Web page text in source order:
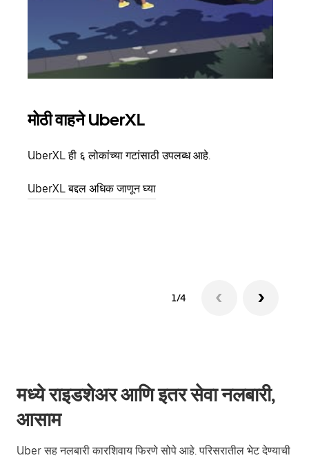
मोठी वाहने UberXL
UberXL ही ६ लोकांच्या गटांसाठी उपलब्ध आहे.
UberXL बद्दल अधिक जाणून घ्या
1/4
मध्ये राइडशेअर आणि इतर सेवा नलबारी,
आसाम
Uber सह नलबारी कारशिवाय फिरणे सोपे आहे. परिसरातील भेट देण्याची